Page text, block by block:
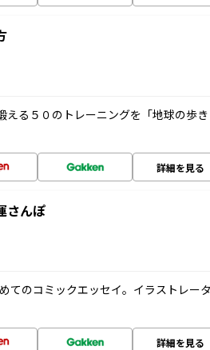
える５０のトレーニングを「地球の歩き
詳細を見る
さんぽ
てのコミックエッセイ。イラストレー
詳細を見る